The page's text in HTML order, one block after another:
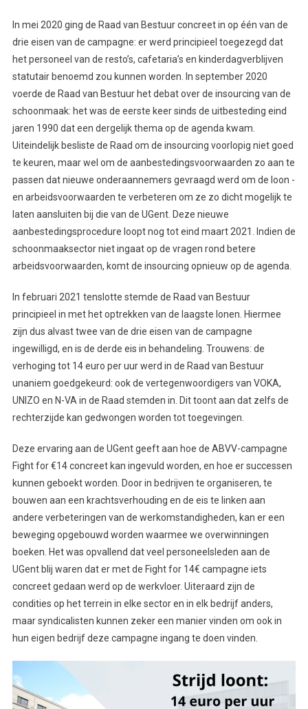
In mei 2020 ging de Raad van Bestuur concreet in op één van de
drie eisen van de campagne: er werd principieel toegezegd dat
het personeel van de resto’s, cafetaria’s en kinderdagverblijven
statutair benoemd zou kunnen worden. In september 2020
voerde de Raad van Bestuur het debat over de insourcing van de
schoonmaak: het was de eerste keer sinds de uitbesteding eind
jaren 1990 dat een dergelijk thema op de agenda kwam.
Uiteindelijk besliste de Raad om de insourcing voorlopig niet goed
te keuren, maar wel om de aanbestedingsvoorwaarden zo aan te
passen dat nieuwe onderaannemers gevraagd werd om de loon -
en arbeidsvoorwaarden te verbeteren om ze zo dicht mogelijk te
laten aansluiten bij die van de UGent. Deze nieuwe
aanbestedingsprocedure loopt nog tot eind maart 2021. Indien de
schoonmaaksector niet ingaat op de vragen rond betere
arbeidsvoorwaarden, komt de insourcing opnieuw op de agenda.
In februari 2021 tenslotte stemde de Raad van Bestuur
principieel in met het optrekken van de laagste lonen. Hiermee
zijn dus alvast twee van de drie eisen van de campagne
ingewilligd, en is de derde eis in behandeling. Trouwens: de
verhoging tot 14 euro per uur werd in de Raad van Bestuur
unaniem goedgekeurd: ook de vertegenwoordigers van VOKA,
UNIZO en N-VA in de Raad stemden in. Dit toont aan dat zelfs de
rechterzijde kan gedwongen worden tot toegevingen.
Deze ervaring aan de UGent geeft aan hoe de ABVV-campagne
Fight for €14 concreet kan ingevuld worden, en hoe er successen
kunnen geboekt worden. Door in bedrijven te organiseren, te
bouwen aan een krachtsverhouding en de eis te linken aan
andere verbeteringen van de werkomstandigheden, kan er een
beweging opgebouwd worden waarmee we overwinningen
boeken. Het was opvallend dat veel personeelsleden aan de
UGent blij waren dat er met de Fight for 14€ campagne iets
concreet gedaan werd op de werkvloer. Uiteraard zijn de
condities op het terrein in elke sector en in elk bedrijf anders,
maar syndicalisten kunnen zeker een manier vinden om ook in
hun eigen bedrijf deze campagne ingang te doen vinden.